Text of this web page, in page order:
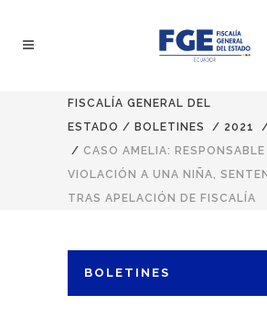
FISCALÍA GENERAL DEL
ESTADO / BOLETINES / 2021
/ CASO AMELIA:
VIOLACIÓN A UNA NIÑA,
TRAS APELACIÓN DE FISCALÍA
BOLETINES